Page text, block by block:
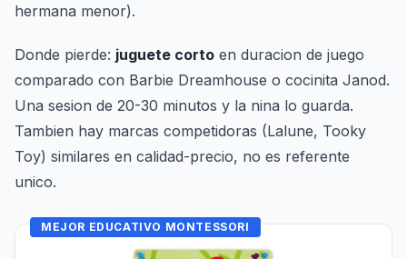
hermana menor).
Donde pierde: juguete corto en duracion de juego
comparado con Barbie Dreamhouse o cocinita Janod.
Una sesion de 20-30 minutos y la nina lo guarda.
Tambien hay marcas competidoras (Lalune, Tooky
Toy) similares en calidad-precio, no es referente
unico.
MEJOR EDUCATIVO MONTESSORI